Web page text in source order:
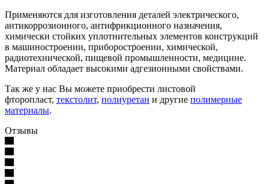
Применяются для изготовления деталей электрического,
антикоррозионного, антифрикционного назначения,
химически стойких уплотнительных элементов конструкций
в машиностроении, приборостроении, химической,
радиотехнической, пищевой промышленности, медицине.
Материал обладает высокими адгезионными свойствами.
Так же у нас Вы можете приобрести листовой
фторопласт, текстолит, полиуретан и другие полимерные
материалы.
Отзывы